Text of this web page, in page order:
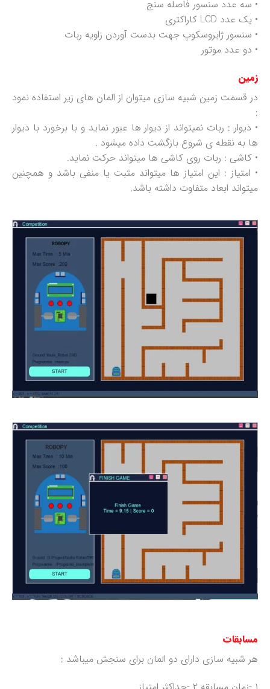
• سه عدد سنسور فاصله سنج
• یک عدد LCD کاراکتری
• سنسور ژایروسکوپ جهت بدست آوردن زاویه ربات
• دو عدد موتور
زمین
در قسمت زمین شبیه سازی میتوان از المان های زیر استفاده نمود
:
• دیوار : ربات نمیتواند از دیوار ها عبور نماید و با برخورد با دیوار
ها به نقطه ی شروع بازگشت داده میشود .
• کاشی : ربات روی کاشی ها میتواند حرکت نماید.
• امتیاز : این امتیاز ها میتواند مثبت یا منفی باشد و همچنین
میتواند ابعاد متفاوت داشته باشد.
مسابقات
هر شبیه سازی دارای دو المان برای سنجش میباشد :